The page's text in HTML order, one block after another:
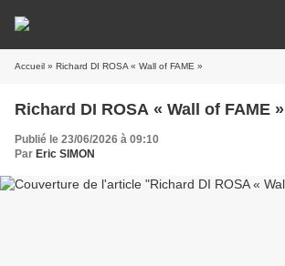
Accueil » Richard DI ROSA « Wall of FAME »
Richard DI ROSA « Wall of FAME »
Publié le 23/06/2026 à 09:10
Par Eric SIMON